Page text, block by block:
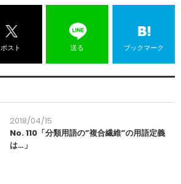
ポスト 送る ブックマーク
2018/04/15
No. 110「分類用語の”複合繊維”の用語定義
は…」